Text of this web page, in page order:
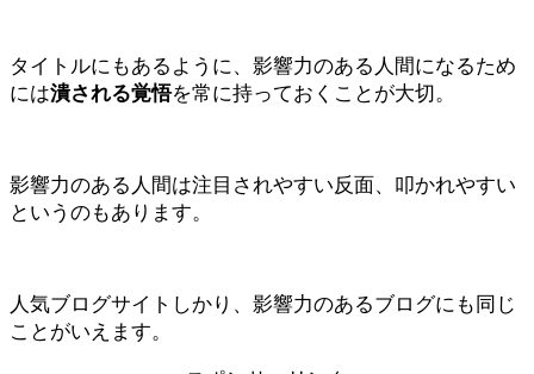
タイトルにもあるように、影響力のある人間になるため
には潰される覚悟を常に持っておくことが大切。
影響力のある人間は注目されやすい反面、叩かれやすい
というのもあります。
人気ブログサイトしかり、影響力のあるブログにも同じ
ことがいえます。